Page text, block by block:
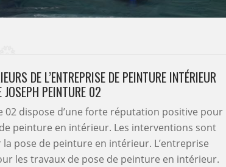
DE L’ENTREPRISE DE PEINTURE INTÉRIEUR
JOSEPH PEINTURE 02
02 dispose d’une forte réputation positive pour
peinture en intérieur. Les interventions sont
pose de peinture en intérieur. L’entreprise
les travaux de pose de peinture en intérieur.